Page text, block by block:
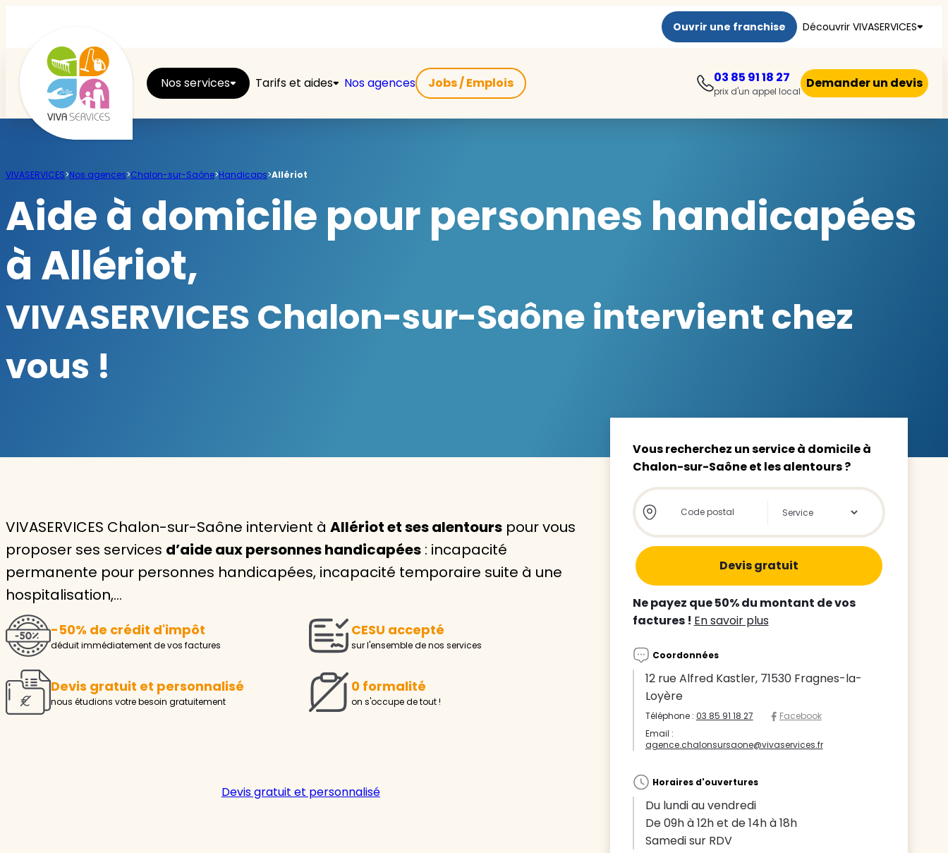
Ouvrir une franchise Découvrir VIVASERVICES
Nos services Tarifs et aides Nos agences Jobs / Emplois 03 85 91 18 27
prix d'un appel local
Demander un devis
Repassage
Jardin
Brico
Nounou
service à domicile qui vous
Pour l’entretien de votre logement, la garde de votre enfant
ou l’accompagnement d’un parent, nos intervenants à
domicile sont là pour vous épauler.
Demander un devis gratuit
Trouver mon agence
VIVASERVICES>Nos agences>Chalon-sur-Saône>Handicaps>Allériot
Aide à domicile pour personnes handicapées
à Allériot,
VIVASERVICES Chalon-sur-Saône intervient chez
vous !
VIVASERVICES Chalon-sur-Saône intervient à Allériot et ses alentours pour vous
proposer ses services d’aide aux personnes handicapées : incapacité
permanente pour personnes handicapées, incapacité temporaire suite à une
hospitalisation,…
-50% de crédit d'impôt
déduit immédiatement de vos factures
CESU accepté
sur l'ensemble de nos services
Devis gratuit et personnalisé
nous étudions votre besoin gratuitement
0 formalité
on s'occupe de tout !
Devis gratuit et personnalisé
Vous recherchez un service à domicile à
Chalon-sur-Saône et les alentours ?
Store locator global - Autocompletion
Rechercher
Ne payez que 50% du montant de vos
factures ! En savoir plus
Coordonnées
12 rue Alfred Kastler, 71530 Fragnes-la-
Loyère
Téléphone : 03 85 91 18 27
Facebook
Email :
agence.chalonsursaone@vivaservices.fr
Horaires d'ouvertures
Du lundi au vendredi
De 09h à 12h et de 14h à 18h
Samedi sur RDV